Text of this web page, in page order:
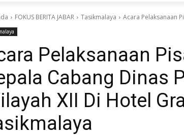
FOKUS BERITA JABAR Tasikmalaya Acara Pelaksanaan
Pelaksanaan
Cabang Dinas
XII Di Hotel